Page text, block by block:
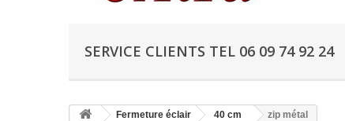
SERVICE CLIENTS TEL 06 09 74 92 24
Fermeture éclair 40 cm zip métal